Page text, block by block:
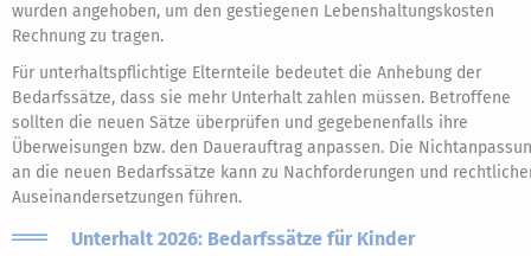
wurden angehoben, um den gestiegenen Lebenshaltungskosten
Rechnung zu tragen.
Für unterhaltspflichtige Elternteile bedeutet die Anhebung der
Bedarfssätze, dass sie mehr Unterhalt zahlen müssen. Betroffene
sollten die neuen Sätze überprüfen und gegebenenfalls ihre
Überweisungen bzw. den Dauerauftrag anpassen. Die
an die neuen Bedarfssätze kann zu Nachforderungen und
Auseinandersetzungen führen.
Unterhalt 2026: Bedarfssätze für Kinder